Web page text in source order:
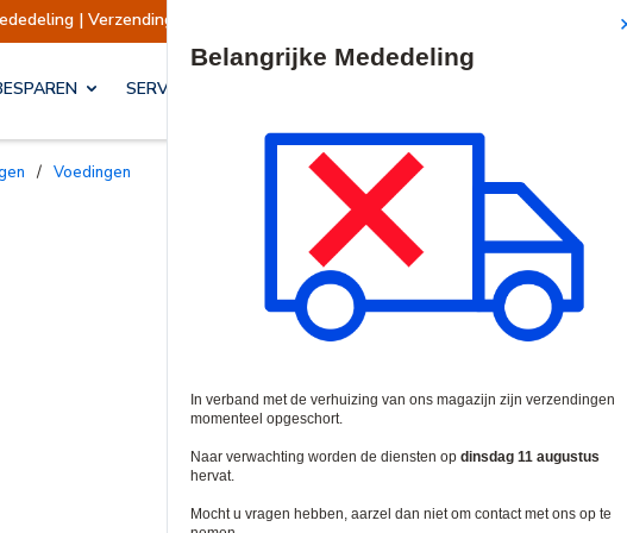
Verzendingen opgeschort Verzendingen worden op
SERVICES & OPLOSSINGEN
/ Voedingen